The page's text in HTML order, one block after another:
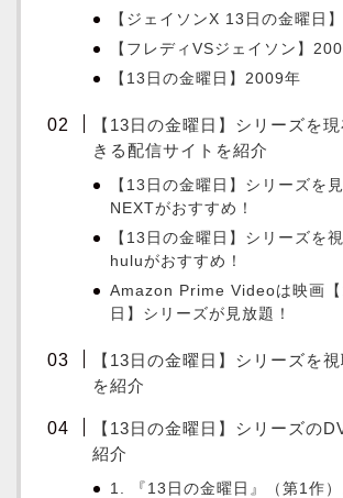
【ジェイソンX 13日の金曜日
【フレディVSジェイソン】
【13日の金曜日】2009年
【13日の金曜日】シリーズを
きる配信サイトを紹介
【13日の金曜日】シリーズを
NEXTがおすすめ！
【13日の金曜日】シリーズを
huluがおすすめ！
Amazon Prime Videoは映画【
日】シリーズが見放題！
【13日の金曜日】シリーズを
を紹介
【13日の金曜日】シリーズの
紹介
1. 『13日の金曜日』（第1作）